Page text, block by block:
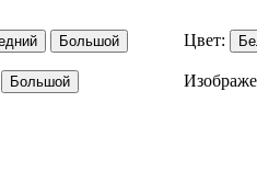
Большой
Большой
Цвет: